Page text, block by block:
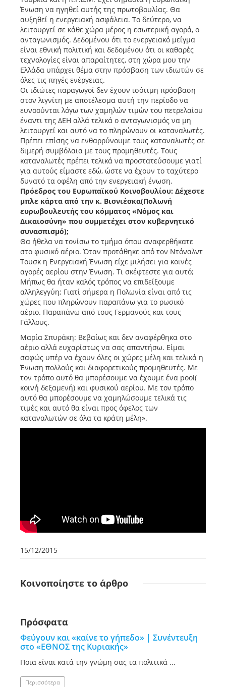
Ένωση να ηγηθεί αυτής της πρωτοβουλίας. Θα
αυξηθεί η ενεργειακή ασφάλεια. Το δεύτερο, να
λειτουργεί σε κάθε χώρα μέρος η εσωτερική αγορά, ο
ανταγωνισμός. Δεδομένου ότι το ενεργειακό μείγμα
είναι εθνική πολιτική και δεδομένου ότι οι καθαρές
τεχνολογίες είναι απαραίτητες, στη χώρα μου την
Ελλάδα υπάρχει θέμα στην πρόσβαση των ιδιωτών σε
όλες τις πηγές ενέργειας.
Οι ιδιώτες παραγωγοί δεν έχουν ισότιμη πρόσβαση
στον λιγνίτη με αποτέλεσμα αυτή την περίοδο να
ευνοούνται λόγω των χαμηλών τιμών του πετρελαίου
έναντι της ΔΕΗ αλλά τελικά ο ανταγωνισμός να μη
λειτουργεί και αυτό να το πληρώνουν οι καταναλωτές.
Πρέπει επίσης να ενθαρρύνουμε τους καταναλωτές σε
διμερή συμβόλαια με τους προμηθευτές. Τους
καταναλωτές πρέπει τελικά να προστατεύσουμε γιατί
για αυτούς είμαστε εδώ, ώστε να έχουν το ταχύτερο
δυνατό τα οφέλη από την ενεργειακή ένωση.
Πρόεδρος του Ευρωπαϊκού Κοινοβουλίου: Δέχεστε
μπλε κάρτα από την κ. Βισνιέσκα(Πολωνή
ευρωβουλευτής του κόμματος «Νόμος και
Δικαιοσύνη» που συμμετέχει στον κυβερνητικό
συνασπισμό);
Θα ήθελα να τονίσω το τμήμα όπου αναφερθήκατε
στο φυσικό αέριο. Όταν προτάθηκε από τον Ντόναλντ
Τουσκ η Ενεργειακή Ένωση είχε μιλήσει για κοινές
αγορές αερίου στην Ένωση. Τι σκέφτεστε για αυτό;
Μήπως θα ήταν καλός τρόπος να επιδείξουμε
αλληλεγγύη; Γιατί σήμερα η Πολωνία είναι από τις
χώρες που πληρώνουν παραπάνω για το ρωσικό
αέριο. Παραπάνω από τους Γερμανούς και τους
Γάλλους.
Μαρία Σπυράκη: Βεβαίως και δεν αναφέρθηκα στο
αέριο αλλά ευχαρίστως να σας απαντήσω. Είμαι
σαφώς υπέρ να έχουν όλες οι χώρες μέλη και τελικά η
Ένωση πολλούς και διαφορετικούς προμηθευτές. Με
τον τρόπο αυτό θα μπορέσουμε να έχουμε ένα pool(
κοινή δεξαμενή) και φυσικού αερίου. Με τον τρόπο
αυτό θα μπορέσουμε να χαμηλώσουμε τελικά τις
τιμές και αυτό θα είναι προς όφελος των
καταναλωτών σε όλα τα κράτη μέλη».
15/12/2015
Κοινοποίηστε το άρθρο
Πρόσφατα
Φεύγουν και «καίνε το γήπεδο» | Συνέντευξη
στο «ΕΘΝΟΣ της Κυριακής»
Ποια είναι κατά την γνώμη σας τα πολιτικά ...
Περισσότερα